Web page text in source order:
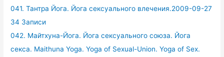
041. Тантра Йога. Йога сексуального влечения.2009-09-27
34 Записи
042. Майтхуна-Йога. Йога сексуального союза. Йога
секса. Maithuna Yoga. Yoga of Sexual-Union. Yoga of Sex.